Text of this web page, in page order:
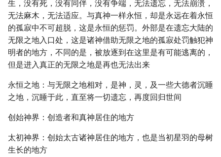
生，没有死，没有同伴，没有争端，无法遗忘，无法崩溃，
无法麻木，无法适应。与真神一样永恒，却是永远在着永恒
的孤寂中不可超脱，这是永恒的惩罚。外部是在遗忘大陆的
无限之地入口处，这是诸神借助无限之地的孤寂处罚触犯神
明者的地方，不同的是，被放逐到在这里是有可能逃离的，
但是进入真正的无限之地是再也无法出来
永恒之地：与无限之地相对，是神，灵，及一些大德者沉睡
之地，沉睡于此，直至将一切遗忘，再度回归世间
创始神界：创造者和真神居住的地方
太初神界：创始太古诸神居住的地方，也是当初星羽的母树
生长的地方